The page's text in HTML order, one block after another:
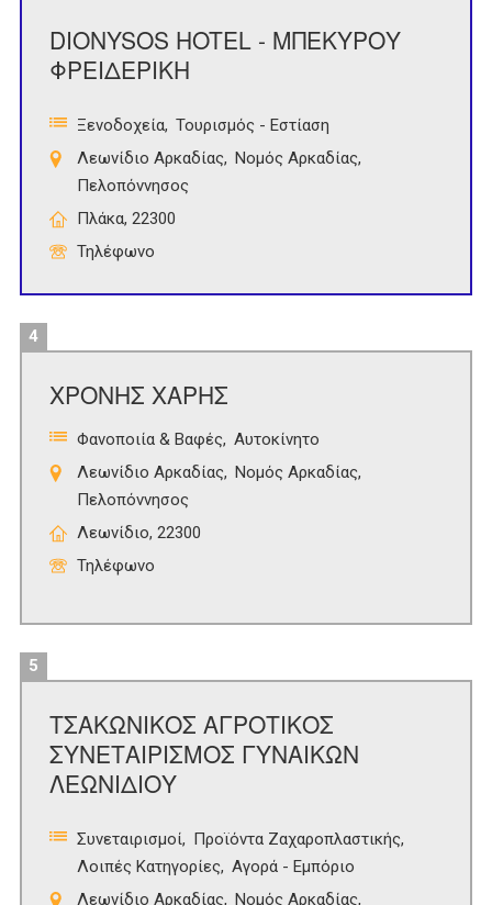
DIONYSOS HOTEL - ΜΠΕΚΥΡΟΥ
ΦΡΕΙΔΕΡΙΚΗ
Ξενοδοχεία Τουρισμός - Εστίαση
Λεωνίδιο Αρκαδίας
Νομός Αρκαδίας
Πελοπόννησος
Πλάκα, 22300
Τηλέφωνο
4
ΧΡΟΝΗΣ ΧΑΡΗΣ
Φανοποιία & Βαφές
Αυτοκίνητο
Λεωνίδιο Αρκαδίας
Νομός Αρκαδίας
Πελοπόννησος
Λεωνίδιο, 22300
Τηλέφωνο
5
ΤΣΑΚΩΝΙΚΟΣ ΑΓΡΟΤΙΚΟΣ
ΣΥΝΕΤΑΙΡΙΣΜΟΣ ΓΥΝΑΙΚΩΝ
ΛΕΩΝΙΔΙΟΥ
Συνεταιρισμοί
Προϊόντα Ζαχαροπλαστικής
Λοιπές Κατηγορίες
Αγορά - Εμπόριο
Λεωνίδιο Αρκαδίας
Νομός Αρκαδίας